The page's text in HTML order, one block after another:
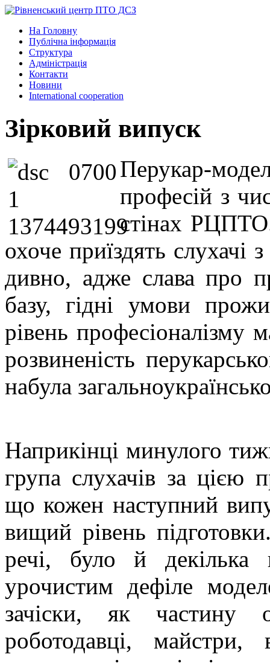
На Головну
Публічна інформація
Структура
Адміністрація
Контакти
Новини
International cooperation
Зірковий випуск
Перукар-
професій з
стінах
охоче приїздять слухачі
дивно, адже слава про
базу, гідні умови
рівень професіоналізму
розвиненість
набула
Наприкінці минулого
група слухачів за цією
що кожен наступний
вищий рівень
речі, було й декілька
урочистим дефіле
зачіски, як частину
роботодавці, майстри,